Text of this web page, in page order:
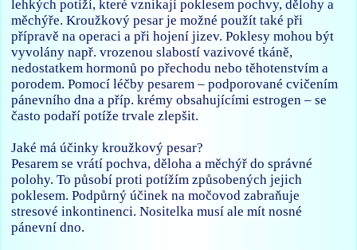
lehkých potíží, které vznikají poklesem pochvy, dělohy a
měchýře. Kroužkový pesar je možné použít také při
přípravě na operaci a při hojení jizev. Poklesy mohou být
vyvolány např. vrozenou slabostí vazivové tkáně,
nedostatkem hormonů po přechodu nebo těhotenstvím a
porodem. Pomocí léčby pesarem – podporované cvičením
pánevního dna a příp. krémy obsahujícími estrogen – se
často podaří potíže trvale zlepšit.
Jaké má účinky kroužkový pesar?
Pesarem se vrátí pochva, děloha a měchýř do správné
polohy. To působí proti potížím způsobených jejich
poklesem. Podpůrný účinek na močovod zabraňuje
stresové inkontinenci. Nositelka musí ale mít nosné
pánevní dno.